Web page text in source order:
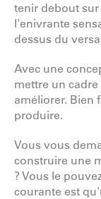
tenir debout
l'enivrante
dessus du
Avec une
mettre un
améliorer. Bien
produire.
Vous vous
construire une
? Vous le
courante est